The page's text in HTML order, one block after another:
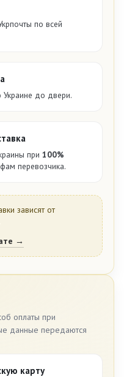
по всей
Украине до двери.
при 100%
перевозчика.
зависят от
→
оплаты при
данные передаются
карту